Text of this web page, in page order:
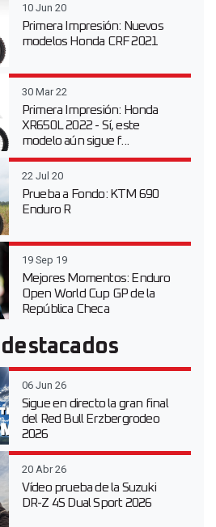
10 Jun 20
Primera Impresión: Nuevos
modelos Honda CRF 2021
30 Mar 22
Primera Impresión: Honda
XR650L 2022 - Sí, este
modelo aún sigue f...
22 Jul 20
Prueba a Fondo: KTM 690
Enduro R
19 Sep 19
Mejores Momentos: Enduro
Open World Cup GP de la
República Checa
06 Jun 26
Sigue en directo la gran final
del Red Bull Erzbergrodeo
2026
20 Abr 26
Vídeo prueba de la Suzuki
DR-Z 4S Dual Sport 2026